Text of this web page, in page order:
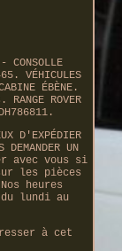
CONSOLLE
VÉHICULES
ÉBÈNE.
ROVER
D'EXPÉDIER
DEMANDER UN
avec vous si
les pièces
heures
lundi au
à cet